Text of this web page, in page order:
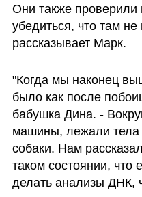
Они также проверили
убедиться, что там
рассказывает Марк.
"Когда мы наконец
было как после
бабушка Дина. -
машины, лежали
собаки. Нам
таком состоянии,
делать анализы ДНК,